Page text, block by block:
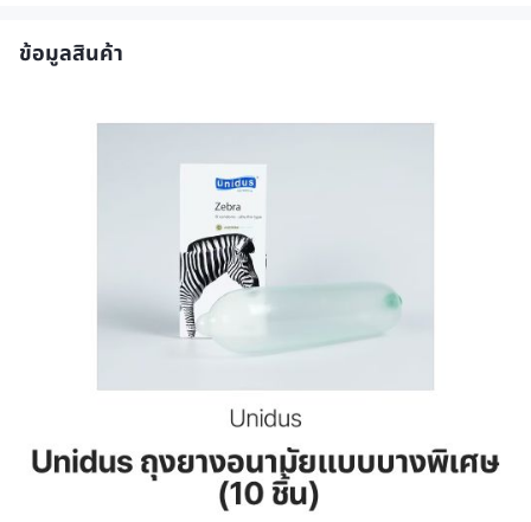
ข้อมูลสินค้า